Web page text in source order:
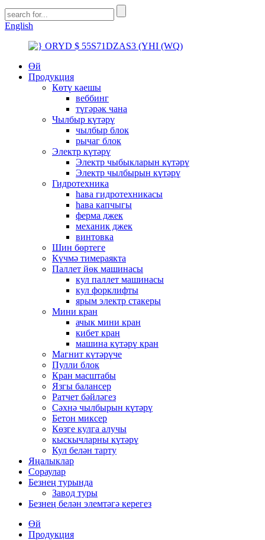
English
Өй
Продукция
Көтү каешы
веббинг
түгәрәк чана
Чылбыр күтәрү
чылбыр блок
рычаг блок
Электр күтәрү
Электр чыбыкларын күтәрү
Электр чылбырын күтәрү
Гидротехника
һава гидротехникасы
һава капчыгы
ферма джек
механик джек
винтовка
Шин бөртеге
Күчмә тимераякта
Паллет йөк машинасы
кул паллет машинасы
кул форклифты
ярым электр стакеры
Мини кран
ачык мини кран
кибет кран
машина күтәрү кран
Магнит күтәрүче
Пулли блок
Кран масштабы
Язгы балансер
Ратчет бәйләгез
Сәхнә чылбырын күтәрү
Бетон миксер
Көзге кулга алучы
кыскычларны күтәрү
Кул белән тарту
Яңалыклар
Сораулар
Безнең турында
Завод туры
Безнең белән элемтәгә керегез
Өй
Продукция